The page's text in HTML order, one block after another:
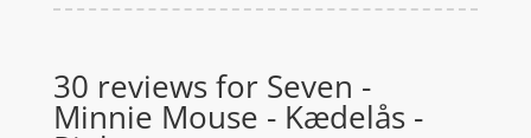
30 reviews for Seven -
Minnie Mouse - Kædelås -